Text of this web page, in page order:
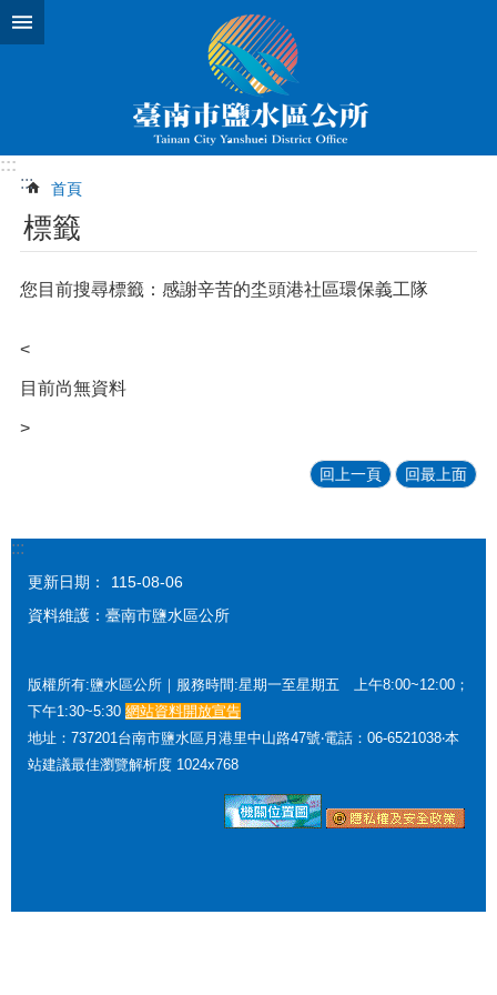
跳到主要內容區塊
:::
:::
首頁
標籤
您目前搜尋標籤：感謝辛苦的坔頭港社區環保義工隊
<
目前尚無資料
>
回上一頁 回最上面
:::
更新日期：
115-08-06
資料維護：臺南市鹽水區公所
版權所有:鹽水區公所｜服務時間:星期一至星期五 上午8:00~12:00；
下午1:30~5:30 網站資料開放宣告
地址：737201台南市鹽水區月港里中山路47號‧電話：06-6521038‧本
站建議最佳瀏覽解析度 1024x768